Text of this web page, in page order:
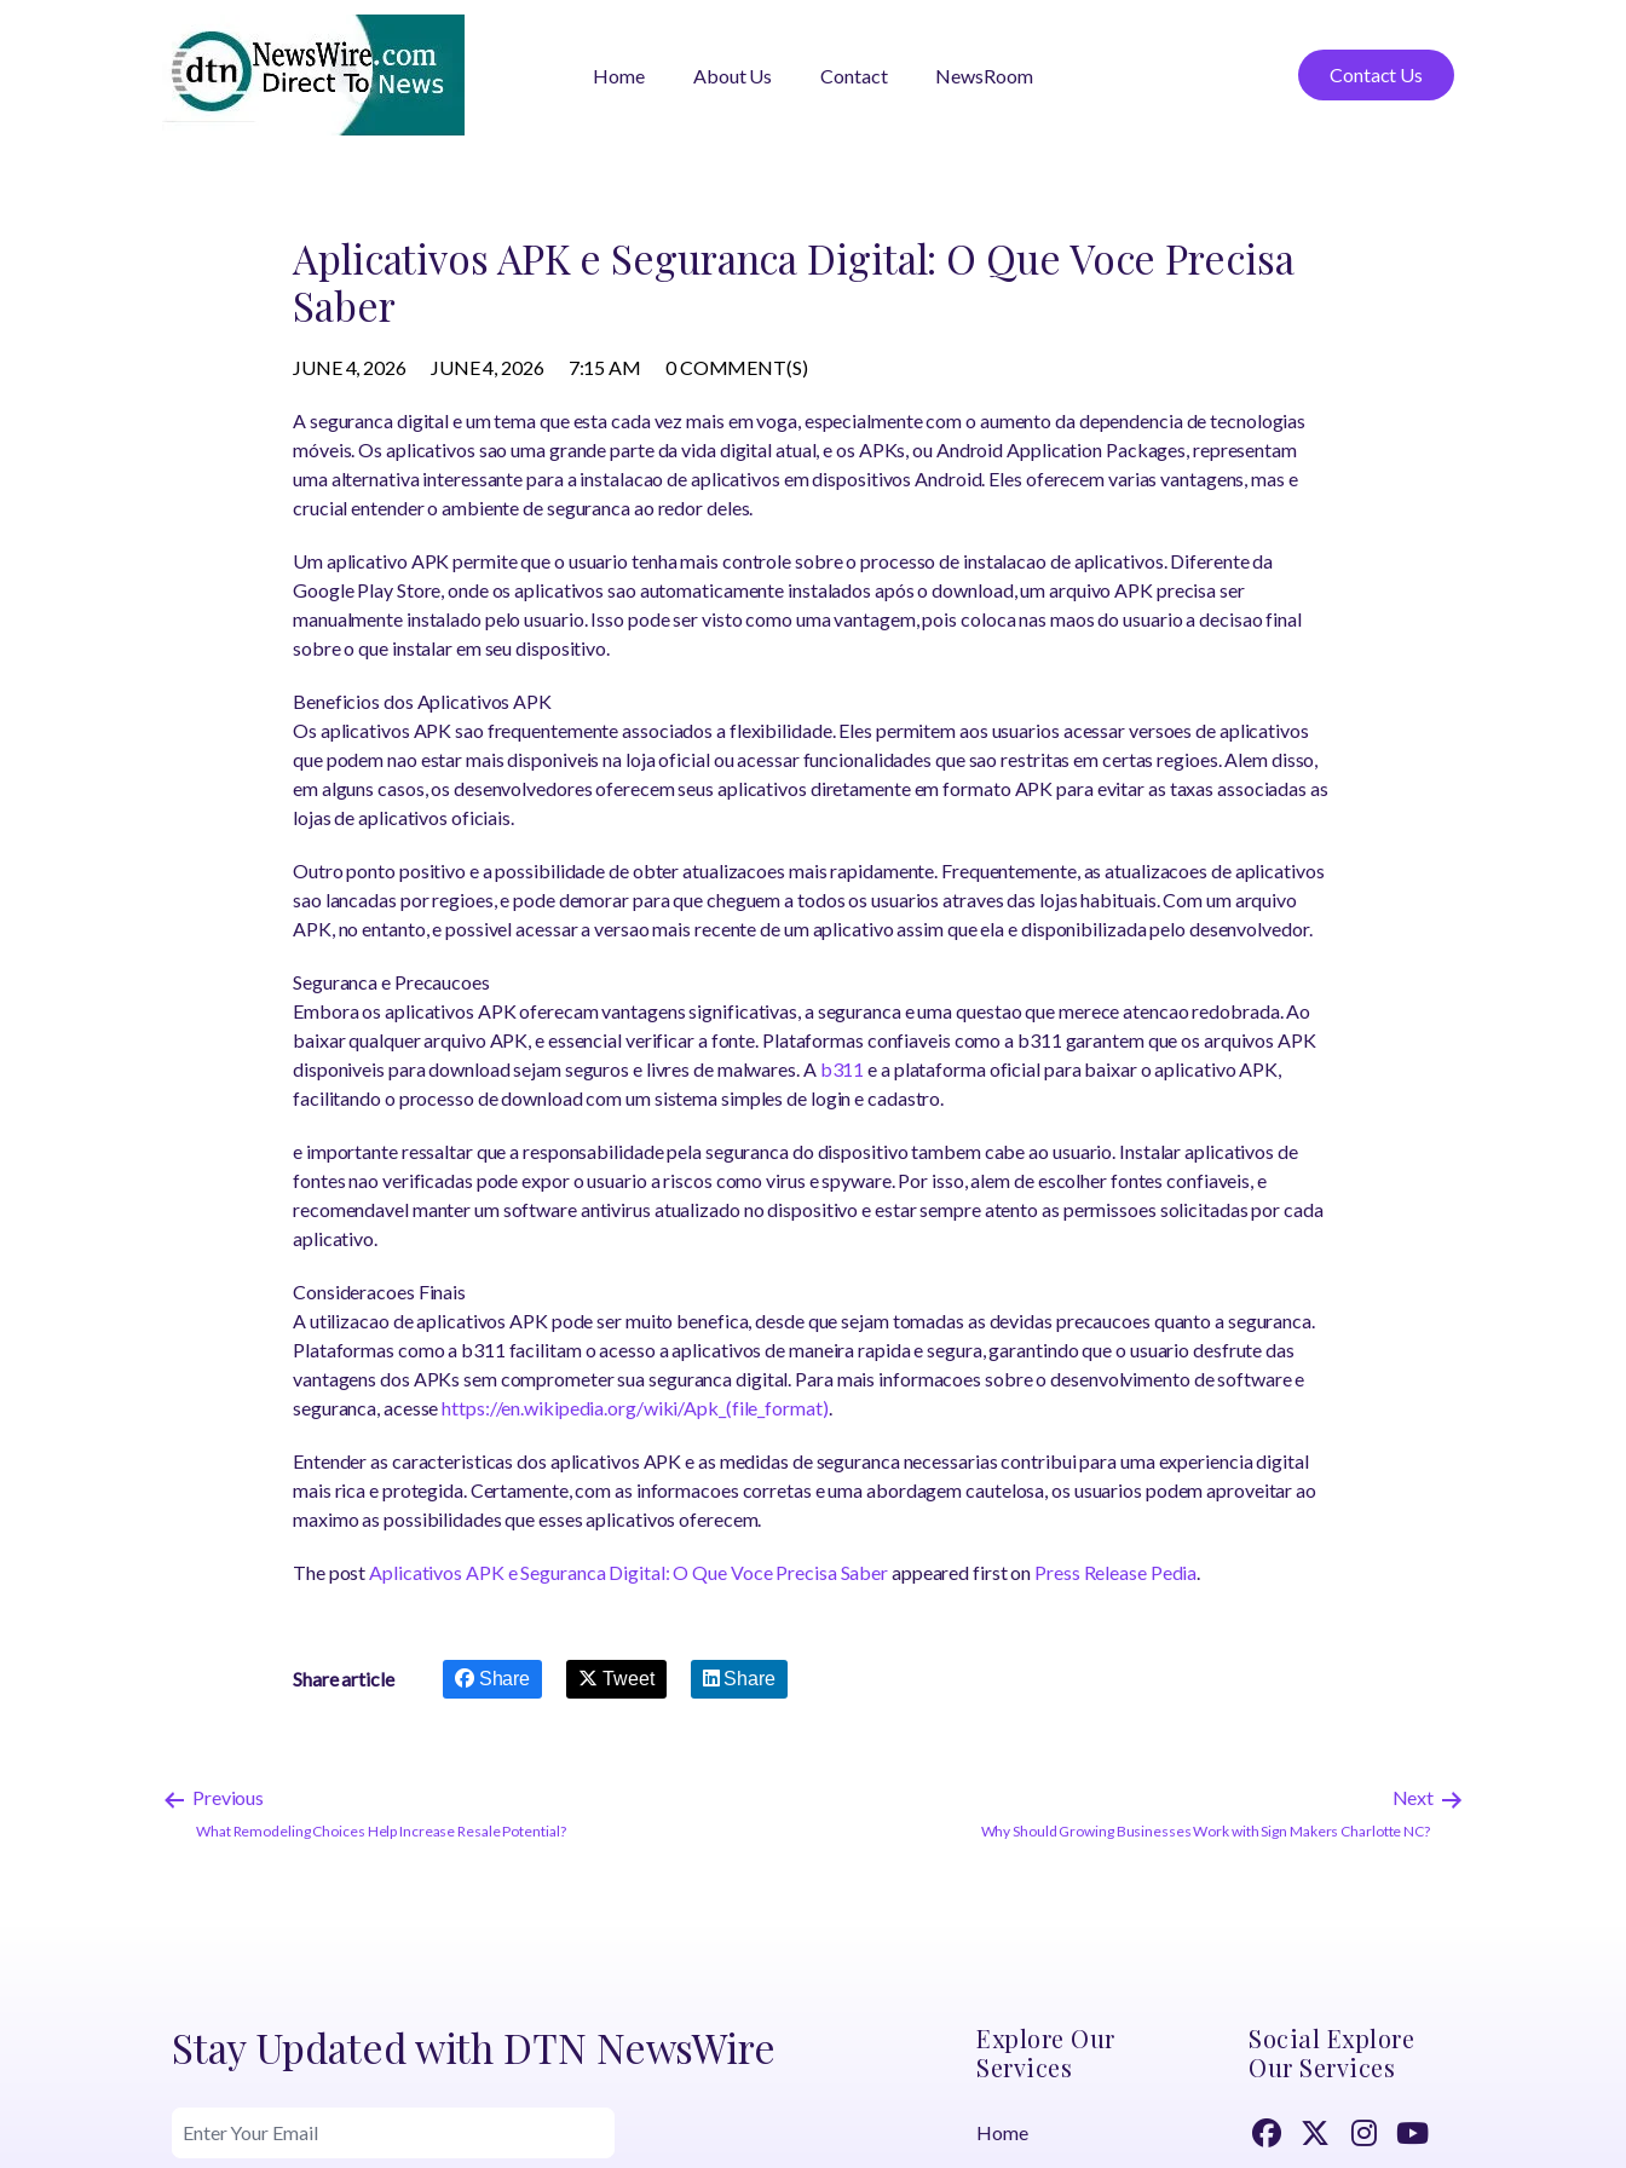
Home About Us Contact NewsRoom Contact Us
Aplicativos APK e Seguranca Digital: O Que Voce Precisa
Saber
JUNE 4, 2026 JUNE 4, 2026 7:15 AM 0 COMMENT(S)
A seguranca digital e um tema que esta cada vez mais em voga, especialmente com o aumento da dependencia de tecnologias
móveis. Os aplicativos sao uma grande parte da vida digital atual, e os APKs, ou Android Application Packages, representam
uma alternativa interessante para a instalacao de aplicativos em dispositivos Android. Eles oferecem varias vantagens, mas e
crucial entender o ambiente de seguranca ao redor deles.
Um aplicativo APK permite que o usuario tenha mais controle sobre o processo de instalacao de aplicativos. Diferente da
Google Play Store, onde os aplicativos sao automaticamente instalados após o download, um arquivo APK precisa ser
manualmente instalado pelo usuario. Isso pode ser visto como uma vantagem, pois coloca nas maos do usuario a decisao final
sobre o que instalar em seu dispositivo.
Beneficios dos Aplicativos APK
Os aplicativos APK sao frequentemente associados a flexibilidade. Eles permitem aos usuarios acessar versoes de aplicativos
que podem nao estar mais disponiveis na loja oficial ou acessar funcionalidades que sao restritas em certas regioes. Alem disso,
em alguns casos, os desenvolvedores oferecem seus aplicativos diretamente em formato APK para evitar as taxas associadas as
lojas de aplicativos oficiais.
Outro ponto positivo e a possibilidade de obter atualizacoes mais rapidamente. Frequentemente, as atualizacoes de aplicativos
sao lancadas por regioes, e pode demorar para que cheguem a todos os usuarios atraves das lojas habituais. Com um arquivo
APK, no entanto, e possivel acessar a versao mais recente de um aplicativo assim que ela e disponibilizada pelo desenvolvedor.
Seguranca e Precaucoes
Embora os aplicativos APK oferecam vantagens significativas, a seguranca e uma questao que merece atencao redobrada. Ao
baixar qualquer arquivo APK, e essencial verificar a fonte. Plataformas confiaveis como a b311 garantem que os arquivos APK
disponiveis para download sejam seguros e livres de malwares. A b311 e a plataforma oficial para baixar o aplicativo APK,
facilitando o processo de download com um sistema simples de login e cadastro.
e importante ressaltar que a responsabilidade pela seguranca do dispositivo tambem cabe ao usuario. Instalar aplicativos de
fontes nao verificadas pode expor o usuario a riscos como virus e spyware. Por isso, alem de escolher fontes confiaveis, e
recomendavel manter um software antivirus atualizado no dispositivo e estar sempre atento as permissoes solicitadas por cada
aplicativo.
Consideracoes Finais
A utilizacao de aplicativos APK pode ser muito benefica, desde que sejam tomadas as devidas precaucoes quanto a seguranca.
Plataformas como a b311 facilitam o acesso a aplicativos de maneira rapida e segura, garantindo que o usuario desfrute das
vantagens dos APKs sem comprometer sua seguranca digital. Para mais informacoes sobre o desenvolvimento de software e
seguranca, acessehttps://en.wikipedia.org/wiki/Apk_(file_format).
Entender as caracteristicas dos aplicativos APK e as medidas de seguranca necessarias contribui para uma experiencia digital
mais rica e protegida. Certamente, com as informacoes corretas e uma abordagem cautelosa, os usuarios podem aproveitar ao
maximo as possibilidades que esses aplicativos oferecem.
The postAplicativos APK e Seguranca Digital: O Que Voce Precisa Saberappeared first on Press Release Pedia.
Share article Share Tweet Share
Previous
What Remodeling Choices Help Increase Resale Potential?
Next
Why Should Growing Businesses Work with Sign Makers Charlotte NC?
Stay Updated with DTN NewsWire
Explore Our
Services
Home
Social Explore
Our Services